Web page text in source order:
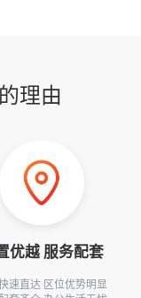
理由
优越 服务配套
速直达 区位优势明显